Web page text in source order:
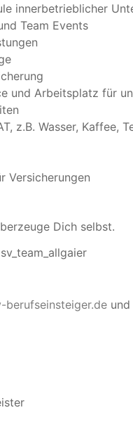
innerbetrieblicher
Team Events
und Arbeitsplatz für
z.B. Wasser, Kaffee,
Versicherungen
Dich selbst.
berufseinsteiger.de und